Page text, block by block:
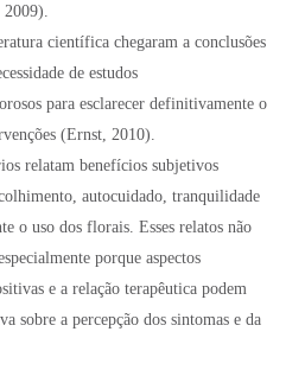
científica chegaram a conclusões
de estudos
para esclarecer definitivamente o
(Ernst, 2010).
relatam benefícios subjetivos
autocuidado, tranquilidade
o uso dos florais. Esses relatos não
porque aspectos
e a relação terapêutica podem
sobre a percepção dos sintomas e da